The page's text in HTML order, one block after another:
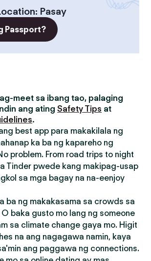
: Pasay
Passport?
meet sa ibang tao, palaging
ang ating Safety Tips at
.
best app para makakilala ng
ka ba ng kapareho ng
problem. From road trips to night
Tinder pwede kang makipag-usap
sa mga bagay na na-eenjoy
ba ng makakasama sa crowds sa
baka gusto mo lang ng someone
sa climate change gaya mo. Higit
na ang nagagawa namin, kaya
ang paggawa ng connections.